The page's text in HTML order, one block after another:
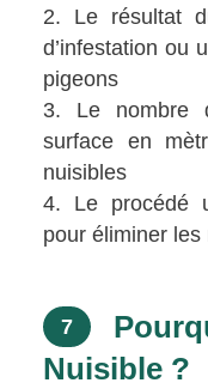
Le résultat
d’infestation ou
pigeons
Le nombre
surface en
nuisibles
Le procédé
pour éliminer les
7
Nuisible ?